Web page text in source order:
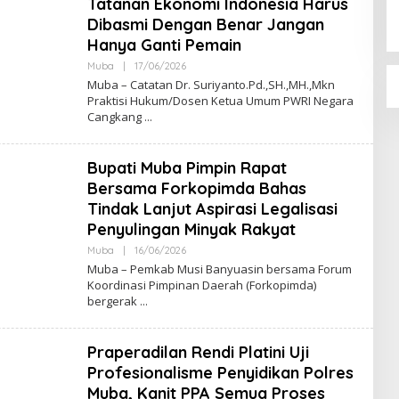
A
N
E
W
Dibasmi Dengan Benar Jangan
Hanya Ganti Pemain
Muba | 17/06/2026O
E
H
R
A
N
E
W
S
Muba – Catatan Dr. Suriyanto.Pd.,SH.,MH.,Mkn
Praktisi Hukum/Dosen Ketua Umum PWRI Negara
Cangkang
Bupati Muba Pimpin Rapat
Bersama Forkopimda Bahas
Tindak Lanjut Aspirasi Legalisasi
Penyulingan Minyak Rakyat
Muba | 16/06/2026O
E
H
R
A
N
E
Muba – Pemkab Musi Banyuasin bersama Forum
Koordinasi Pimpinan Daerah (Forkopimda)
bergerak
Praperadilan Rendi Platini Uji
Profesionalisme Penyidikan Polres
Muba, Kanit PPA Semua Proses